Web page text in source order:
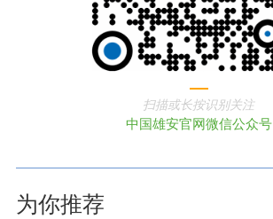
扫描或长按识别关注
中国雄安官网微信公众号
为你推荐